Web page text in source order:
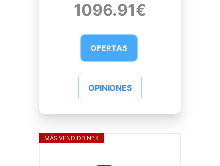
1096.91€
OFERTAS
OPINIONES
MÁS VENDIDO Nº 4